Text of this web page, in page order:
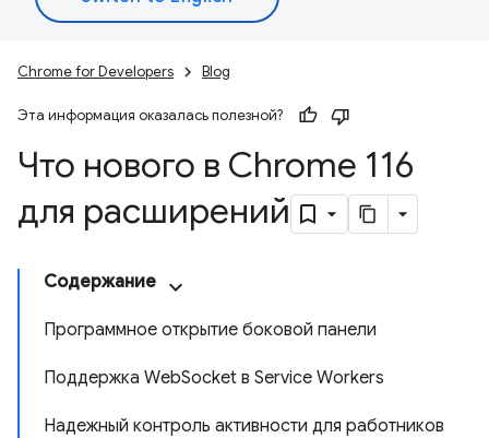
Chrome for Developers Blog
Эта информация оказалась полезной?
Что нового в Chrome 116
для расширений
Содержание
Программное открытие боковой панели
Поддержка WebSocket в Service Workers
Надежный контроль активности для работников